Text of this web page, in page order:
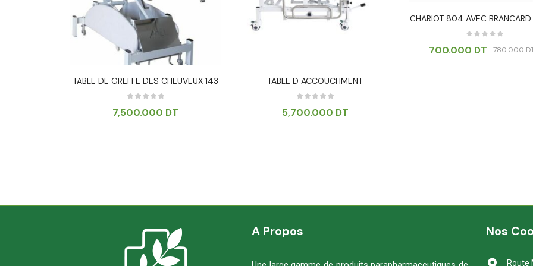
TABLE DE GREFFE DES CHEUVEUX 143
7,500.000 DT
TABLE D ACCOUCHMENT
5,700.000 DT
CHARIOT 804 AVEC BRANCARD
780.000
700.000 DT
A Propos Nos
Route